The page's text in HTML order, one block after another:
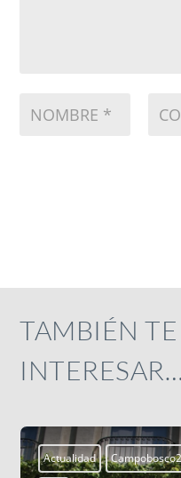
TAMBIÉN
INTERESAR…
Aprendiendo a vivir